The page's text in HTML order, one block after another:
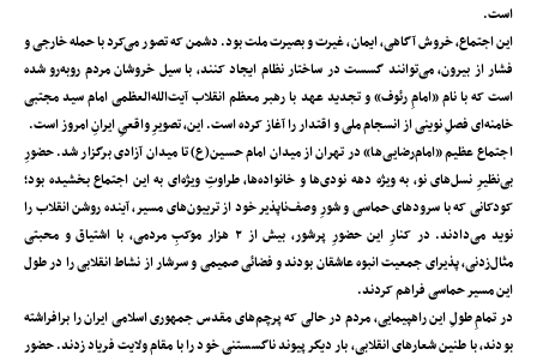
است.
این اجتماع، خروش آگاهی، ایمان، غیرت و بصیرت ملت بود. دشمن که تصور می‌کرد با حمله خارجی و
فشار از بیرون، می‌توانند گسست در ساختار نظام ایجاد کنند، با سیل خروشان مردم رو‌به‌رو شده‌
است که با نام «امامِ رئوف» و تجدید عهد با رهبر معظم انقلاب آیت‌الله‌العظمی امام سید مجتبی
خامنه‌ای فصلِ نوینی از انسجام ملی و اقتدار را آغاز کرده است. این، تصویرِ واقعیِ ایرانِ امروز است.
اجتماع عظیم «امام‌رضایی‌ها» در تهران از میدان امام حسین(ع) تا میدان آزادی برگزار شد. حضورِ
بی‌نظیرِ نسل‌های نو، به ویژه دهه نودی‌ها و خانواده‌ها، طراوتِ ویژه‌ای به این اجتماع بخشیده بود؛
کودکانی که با سرودهای حماسی و شورِ وصف‌ناپذیر خود از تریبون‌های مسیر، آینده‌ روشن انقلاب را
نوید می‌دادند. در کنارِ این حضورِ پرشور، بیش از ۲ هزار موکبِ مردمی، با اشتیاق و محبتی
مثال‌زدنی، پذیرای جمعیت انبوه عاشقان بودند و فضائی صمیمی و سرشار از نشاط انقلابی را در طول
این مسیر حماسی فراهم کردند.
در تمامِ طولِ این راهپیمایی، مردم در حالی که پرچم‌های مقدس جمهوری اسلامی ایران را برافراشته
بودند، با طنین شعارهای انقلابی، بار دیگر پیوند ناگسستنی خود را با مقام ولایت فریاد زدند. حضور